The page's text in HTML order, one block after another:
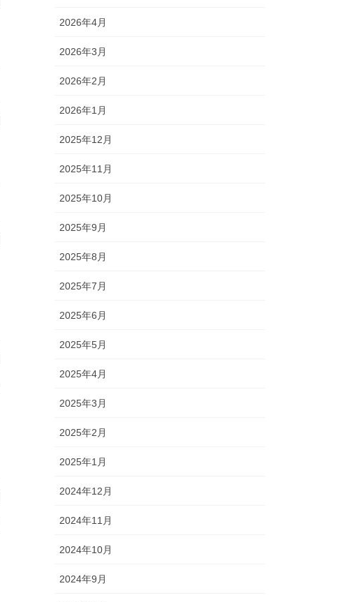
2026年4月
2026年3月
2026年2月
2026年1月
2025年12月
2025年11月
2025年10月
2025年9月
2025年8月
2025年7月
2025年6月
2025年5月
2025年4月
2025年3月
2025年2月
2025年1月
2024年12月
2024年11月
2024年10月
2024年9月